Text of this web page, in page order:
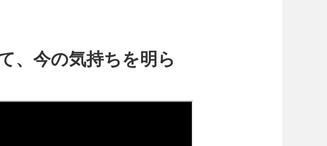
、今の気持ちを明ら